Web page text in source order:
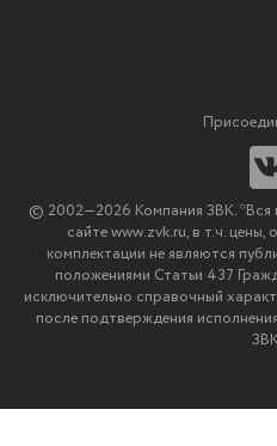
Мультимедийное
Импортозамещение ПО
© 2002—2026 Компания ЗВК. *Вся
сайте www.zvk.ru, в т.ч.
комплектации не являются
положениями Статьи 437
исключительно справочный
после подтверждения